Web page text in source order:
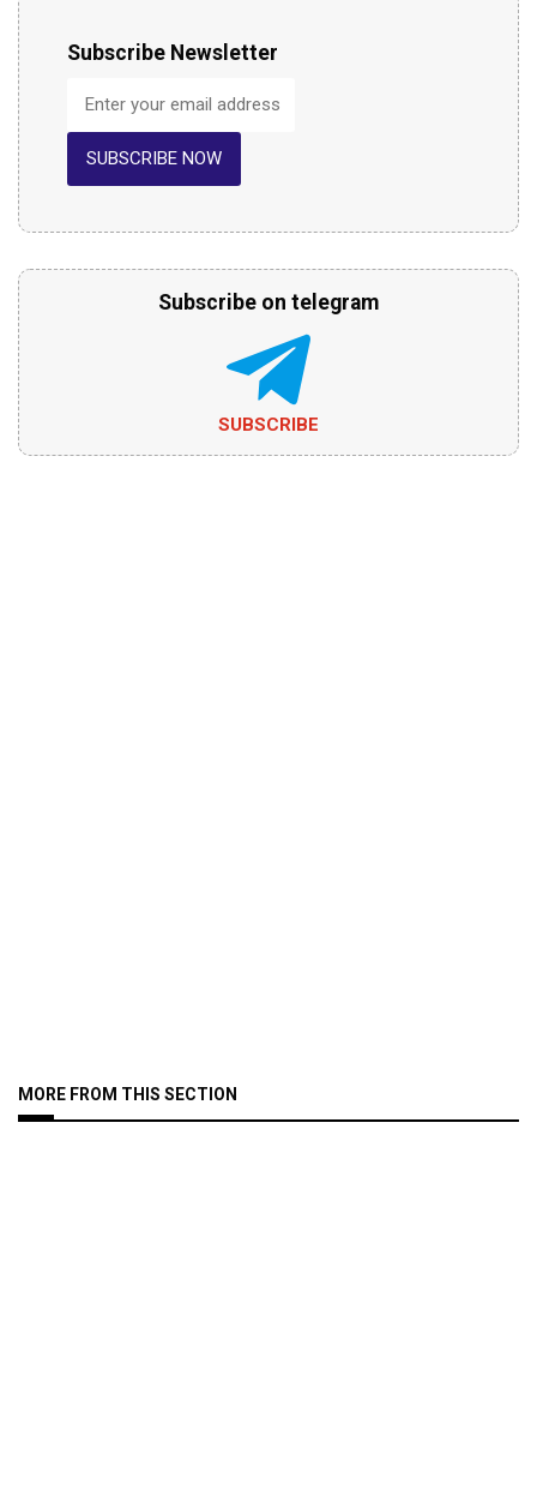
Subscribe Newsletter
SUBSCRIBE NOW
Subscribe on telegram
SUBSCRIBE
MORE FROM THIS SECTION